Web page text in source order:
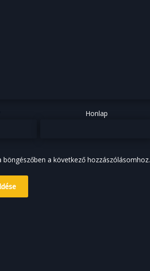
Honlap
a következő hozzászólásomhoz.